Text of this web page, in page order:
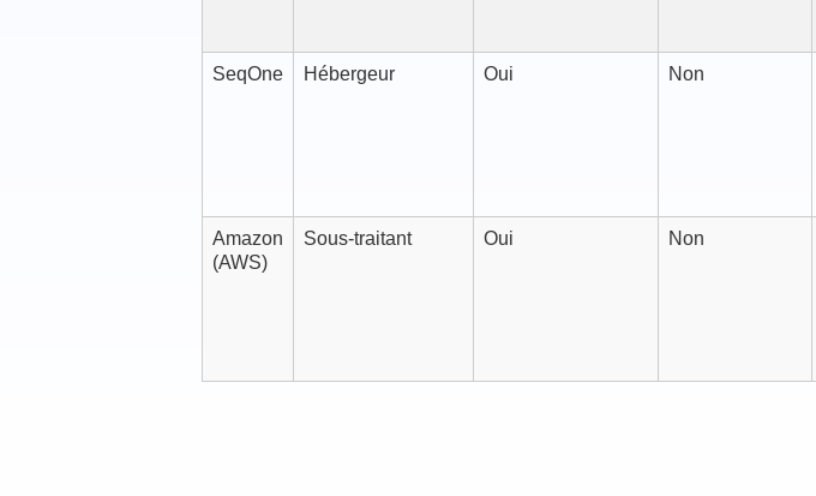
SeqOne Hébergeur Oui Non
Amazon
(AWS)
Sous-traitant Oui Non